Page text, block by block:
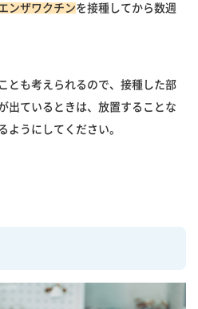
ンザワクチンを接種してから数週
とも考えられるので、接種した部
出ているときは、放置することな
ようにしてください。